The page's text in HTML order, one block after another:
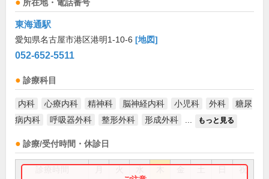
所在地・電話番号
東海通駅
愛知県名古屋市港区港明1-10-6 [地図]
052-652-5511
診療科目
内科 心療内科 精神科 脳神経内科 小児科 外科
糖尿
病内科
呼吸器外科 整形外科 形成外科 もっと見る
診療/受付時間・休診日
祝